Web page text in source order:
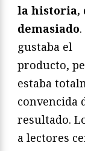
la historia,
demasiado
gustaba el
producto,
estaba
convencida
resultado.
a lectores